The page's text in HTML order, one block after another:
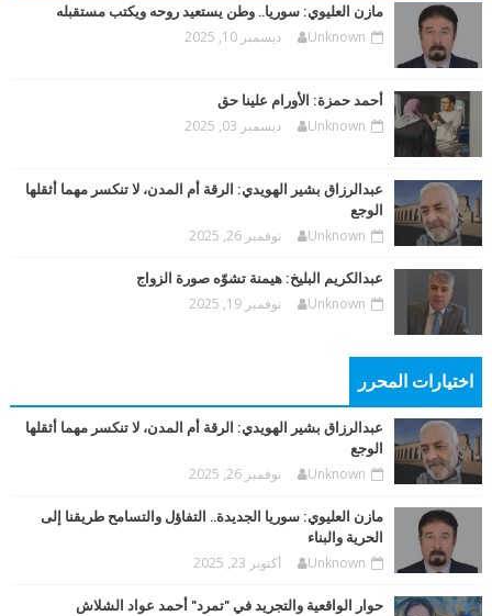
مازن العليوي: سوريا.. وطن يستعيد روحه ويكتب مستقبله
Unknown ديسمبر 10, 2025
أحمد حمزة: الأورام علينا حق
Unknown ديسمبر 03, 2025
عبدالرزاق بشير الهويدي: الرقة أم المدن، لا تنكسر مهما أثقلها
الوجع
Unknown نوفمبر 26, 2025
عبدالكريم البليخ: هيمنة تشوّه صورة الزواج
Unknown نوفمبر 19, 2025
اختيارات المحرر
عبدالرزاق بشير الهويدي: الرقة أم المدن، لا تنكسر مهما أثقلها
الوجع
Unknown نوفمبر 26, 2025
مازن العليوي: سوريا الجديدة.. التفاؤل والتسامح طريقنا إلى
الحرية والبناء
Unknown أكتوبر 23, 2025
حوار الواقعية والتجريد في "تمرد" أحمد عواد الشلاش